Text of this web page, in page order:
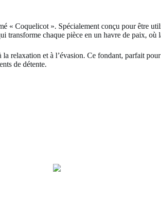
« Coquelicot ». Spécialement conçu pour être
chaque pièce en un havre de paix, où
relaxation et à l’évasion. Ce fondant, parfait
de détente.